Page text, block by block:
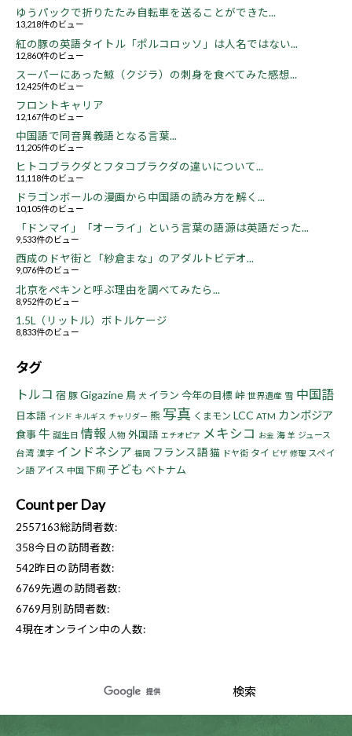
ゆうパックで折りたたみ自転車を送ることができた...
13,218件のビュー
紅の豚の英語タイトル「ポルコロッソ」は人名ではない...
12,860件のビュー
スーパーにあった鯨（クジラ）の刺身を食べてみた感想...
12,425件のビュー
フロントキャリア
12,167件のビュー
中国語で同音異義語となる言葉...
11,205件のビュー
ヒトコブラクダとフタコブラクダの違いについて...
11,118件のビュー
ドラゴンボールの漫画から中国語の読み方を解く...
10,105件のビュー
「ドンマイ」「オーライ」という言葉の語源は英語だった...
9,533件のビュー
西成のドヤ街と「紗倉まな」のアダルトビデオ...
9,076件のビュー
北京をペキンと呼ぶ理由を調べてみたら...
8,952件のビュー
1.5L（リットル）ボトルケージ
8,833件のビュー
タグ
トルコ 宿 豚 Gigazine 鳥 犬 イラン 今年の目標峠 世界遺産 雪 中国語
日本語 インド キルギス チャリダー 熊 写真 くまモン LCC ATM カンボジア
食事牛 誕生日 情報 人物 外国語 エチオピア メキシコ お金 海 羊 ジュース
台湾 漢字 インドネシア 福岡 フランス語猫 ドヤ街 タイ ビザ 修理 スペイ
ン語 アイス 中国 下痢 子ども ベトナム
Count per Day
2557163総訪問者数:
358今日の訪問者数:
542昨日の訪問者数:
6769先週の訪問者数:
6769月別訪問者数:
4現在オンライン中の人数: